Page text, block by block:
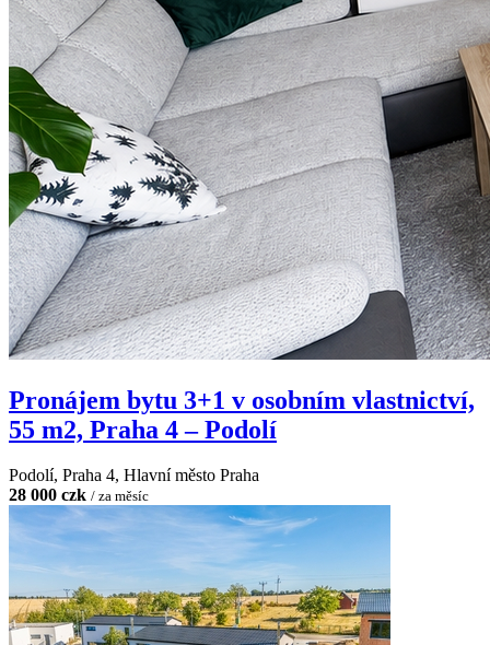
Pronájem bytu 3+1 v osobním vlastnictví,
55 m2, Praha 4 – Podolí
Podolí, Praha 4, Hlavní město Praha
28 000 czk / za měsíc